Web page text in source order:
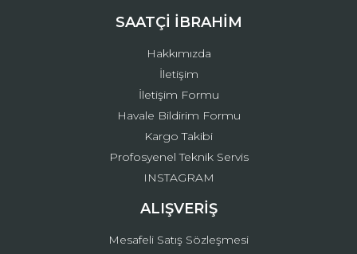
Ürün fiyatı diğer sitelerden daha pahalı.
Gönder
SAATÇİ İBRAHİM
Hakkımızda
İletişim
İletişim Formu
Havale Bildirim Formu
Kargo Takibi
Profosyenel Teknik Servis
INSTAGRAM
ALIŞVERİŞ
Mesafeli Satış Sözleşmesi